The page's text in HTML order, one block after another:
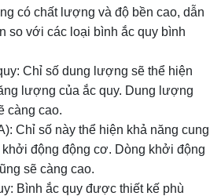
có chất lượng và độ bền cao, dẫn
so với các loại bình ắc quy bình
Chỉ số dung lượng sẽ thể hiện
lượng của ắc quy. Dung lượng
càng cao.
Chỉ số này thể hiện khả năng cung
động động cơ. Dòng khởi động
sẽ càng cao.
Bình ắc quy được thiết kế phù